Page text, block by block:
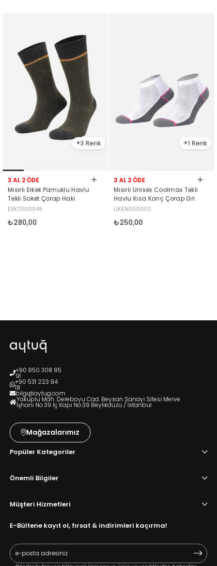
3
3 AL 2 ÖDE
Mısırlı Erkek Pamuklu Havlu
Tekli Soket Çorap Haki
ESKT000045
₺280,00
1
3 AL 2 ÖDE
Mısırlı Unisex Coolmax Tekli
Havlu Kısa Konç Çorap Gri
UKKN000002
₺250,00
+90 850 308 85
91
+90 531 223 84
18
bilgi@aytug.com
Yakuplu Mah. Dereboyu Cad. Beysan Sanayi Sitesi Merve
İşhanı No:39 İç Kapı No:39 Beylikdüzü / İstanbul
Mağazalarımız
Popüler Kategoriler
Önemli Bilgiler
Müşteri Hizmetleri
E-Bültene kayıt ol, fırsat & indirimleri kaçırma!